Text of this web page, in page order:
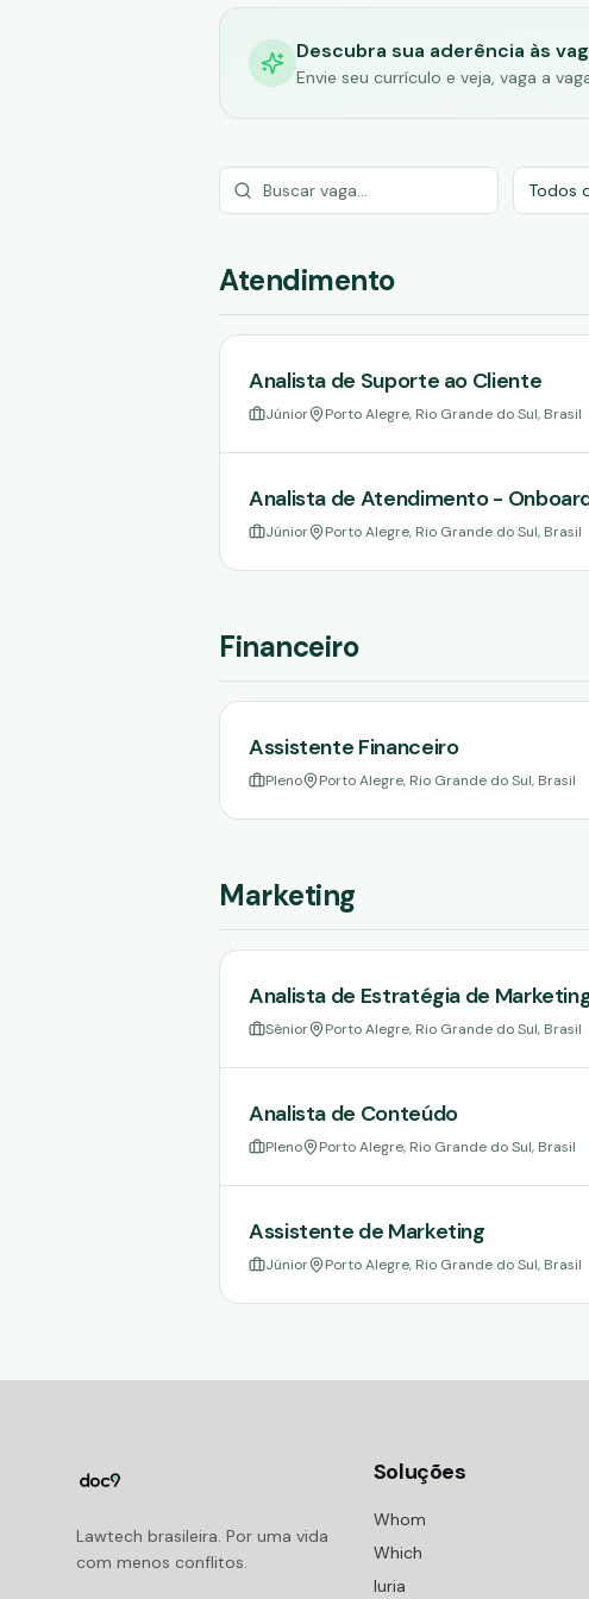
Descubra sua aderência às
Envie seu currículo e veja, vaga a
Todos
Atendimento
Analista de Suporte ao Cliente
Júnior Porto Alegre, Rio Grande do Sul, Brasil
Analista de Atendimento -
Júnior Porto Alegre, Rio Grande do Sul, Brasil
Financeiro
Assistente Financeiro
Pleno Porto Alegre, Rio Grande do Sul, Brasil
Marketing
Analista de Estratégia de
Sênior Porto Alegre, Rio Grande do Sul, Brasil
Analista de Conteúdo
Pleno Porto Alegre, Rio Grande do Sul, Brasil
Assistente de Marketing
Júnior Porto Alegre, Rio Grande do Sul, Brasil
Lawtech brasileira. Por uma vida
com menos conflitos.
Soluções
Whom
Which
Iuria